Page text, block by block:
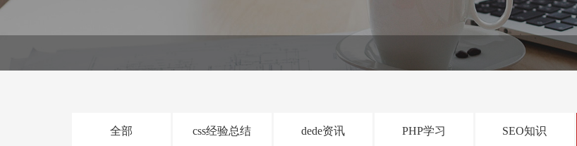
全部 css经验总结 dede资讯 PHP学习 SEO知识